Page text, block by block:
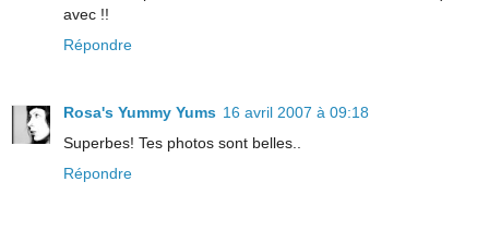
avec !!
Répondre
Rosa's Yummy Yums 16 avril 2007 à 09:18
Superbes! Tes photos sont belles..
Répondre